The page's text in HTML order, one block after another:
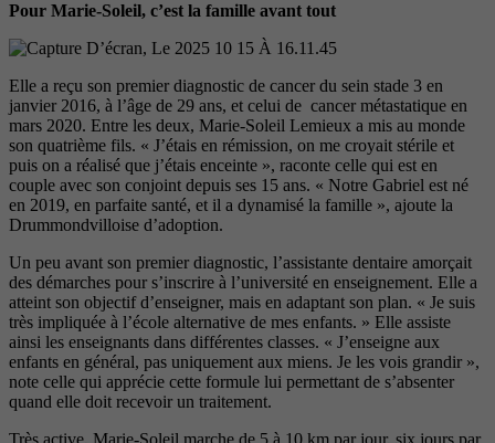
Pour Marie-Soleil, c’est la famille avant tout
Elle a reçu son premier diagnostic de cancer du sein stade 3 en
janvier 2016, à l’âge de 29 ans, et celui de cancer métastatique en
mars 2020. Entre les deux, Marie-Soleil Lemieux a mis au monde
son quatrième fils. « J’étais en rémission, on me croyait stérile et
puis on a réalisé que j’étais enceinte », raconte celle qui est en
couple avec son conjoint depuis ses 15 ans. « Notre Gabriel est né
en 2019, en parfaite santé, et il a dynamisé la famille », ajoute la
Drummondvilloise d’adoption.
Un peu avant son premier diagnostic, l’assistante dentaire amorçait
des démarches pour s’inscrire à l’université en enseignement. Elle a
atteint son objectif d’enseigner, mais en adaptant son plan. « Je suis
très impliquée à l’école alternative de mes enfants. » Elle assiste
ainsi les enseignants dans différentes classes. « J’enseigne aux
enfants en général, pas uniquement aux miens. Je les vois grandir »,
note celle qui apprécie cette formule lui permettant de s’absenter
quand elle doit recevoir un traitement.
Très active, Marie-Soleil marche de 5 à 10 km par jour, six jours par